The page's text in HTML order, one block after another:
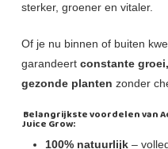
sterker, groener en vitaler.
Of je nu binnen of buiten
garandeert constante
gezonde planten zonder
Belangrijkste voordelen van
Juice Grow:
100% natuurlijk–